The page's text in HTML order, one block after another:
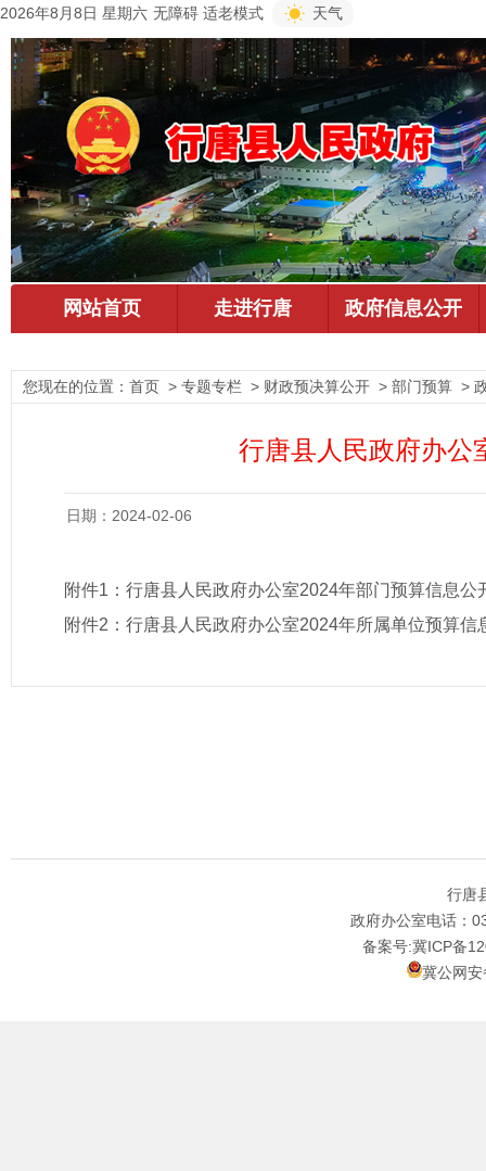
2026年8月8日 星期六 无障碍 适老模式 天气
您现在的位置： 首页 > 专题专栏 > 财政预决算公开 > 部门预算 >
行唐县人民政府办公
日期：2024-02-06
附件1： 行唐县人民政府办公室2024年部门预算信息公
附件2： 行唐县人民政府办公室2024年所属单位预算信